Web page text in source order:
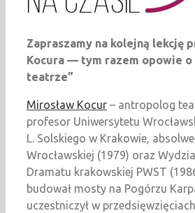
Zapraszamy na kolejną lekcję
Kocura — tym razem opowie o
teatrze”
Mirosław Kocur – antropolog
profesor Uniwersytetu
L. Solskiego w Krakowie,
Wrocławskiej (1979) oraz
Dramatu krakowskiej PWST
budował mosty na Pogórzu
uczestniczył w